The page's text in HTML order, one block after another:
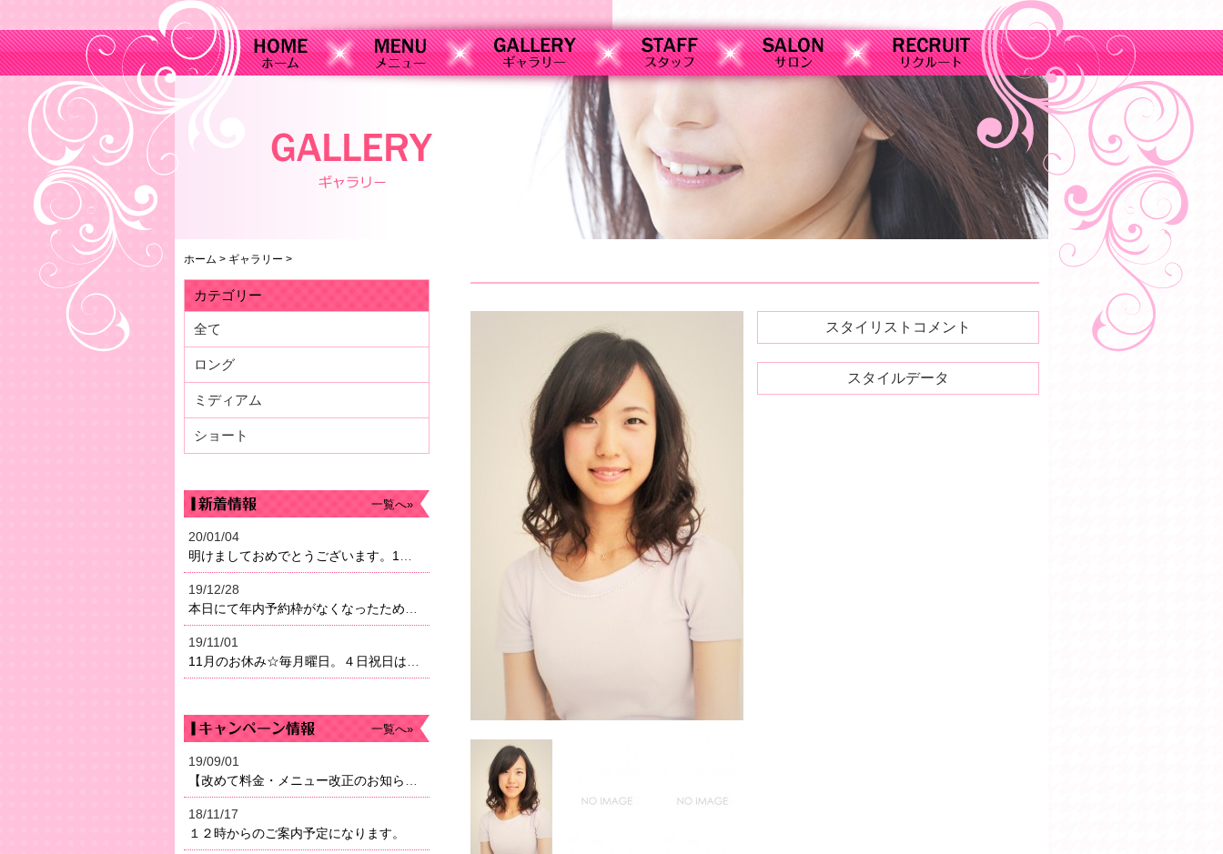
ホーム > ギャラリー >
スタイリストコメント
スタイルデータ
カテゴリー
全て
ロング
ミディアム
ショート
一覧へ»
20/01/04
19/12/28
19/11/01
一覧へ»
19/09/01
18/11/17
１２時からのご案内予定になります。